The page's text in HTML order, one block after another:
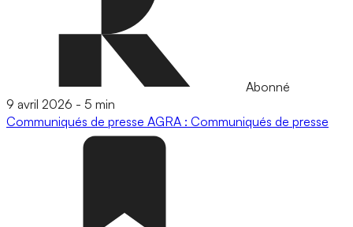
Abonné
9 avril 2026 - 5 min
Communiqués de presse AGRA : Communiqués de presse